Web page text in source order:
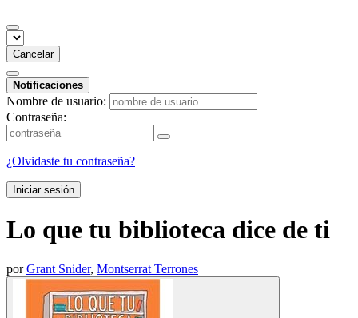
Cancelar
Notificaciones
Nombre de usuario:
Contraseña:
¿Olvidaste tu contraseña?
Iniciar sesión
Lo que tu biblioteca dice de ti
porGrant Snider, Montserrat Terrones